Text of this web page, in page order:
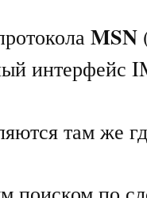
MSN
интерфейс
там же